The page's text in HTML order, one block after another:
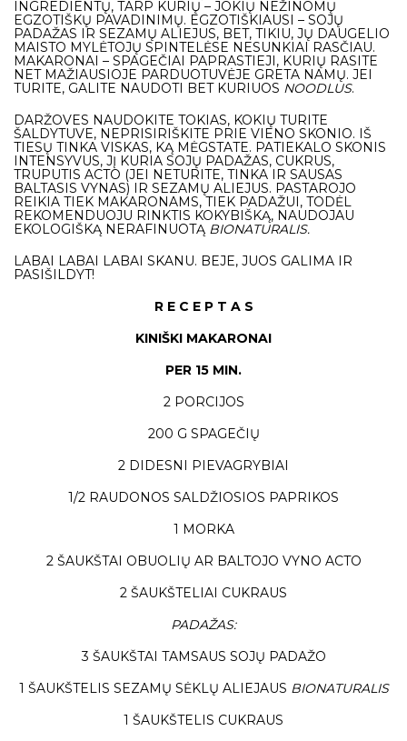
INGREDIENTŲ, TARP KURIŲ – JOKIŲ NEŽINOMŲ
EGZOTIŠKŲ PAVADINIMŲ. EGZOTIŠKIAUSI – SOJŲ
PADAŽAS IR SEZAMŲ ALIEJUS, BET, TIKIU, JŲ DAUGELIO
MAISTO MYLĖTOJŲ SPINTELĖSE NESUNKIAI RASČIAU.
MAKARONAI – SPAGEČIAI PAPRASTIEJI, KURIŲ RASITE
NET MAŽIAUSIOJE PARDUOTUVĖJE GRETA NAMŲ. JEI
TURITE, GALITE NAUDOTI BET KURIUOS NOODLUS.
DARŽOVES NAUDOKITE TOKIAS, KOKIŲ TURITE
ŠALDYTUVE, NEPRISIRIŠKITE PRIE VIENO SKONIO. IŠ
TIESŲ TINKA VISKAS, KĄ MĖGSTATE. PATIEKALO SKONIS
INTENSYVUS, JĮ KURIA SOJŲ PADAŽAS, CUKRUS,
TRUPUTIS ACTO (JEI NETURITE, TINKA IR SAUSAS
BALTASIS VYNAS) IR SEZAMŲ ALIEJUS. PASTAROJO
REIKIA TIEK MAKARONAMS, TIEK PADAŽUI, TODĖL
REKOMENDUOJU RINKTIS KOKYBIŠKĄ, NAUDOJAU
EKOLOGIŠKĄ NERAFINUOTĄ BIONATURALIS.
LABAI LABAI LABAI SKANU. BEJE, JUOS GALIMA IR
PASIŠILDYT!
R E C E P T A S
KINIŠKI MAKARONAI
PER 15 MIN.
2 PORCIJOS
200 G SPAGEČIŲ
2 DIDESNI PIEVAGRYBIAI
1/2 RAUDONOS SALDŽIOSIOS PAPRIKOS
1 MORKA
2 ŠAUKŠTAI OBUOLIŲ AR BALTOJO VYNO ACTO
2 ŠAUKŠTELIAI CUKRAUS
PADAŽAS:
3 ŠAUKŠTAI TAMSAUS SOJŲ PADAŽO
1 ŠAUKŠTELIS SEZAMŲ SĖKLŲ ALIEJAUS BIONATURALIS
1 ŠAUKŠTELIS CUKRAUS